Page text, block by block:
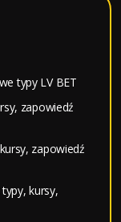
typy LV BET
zapowiedź
zapowiedź
kursy,